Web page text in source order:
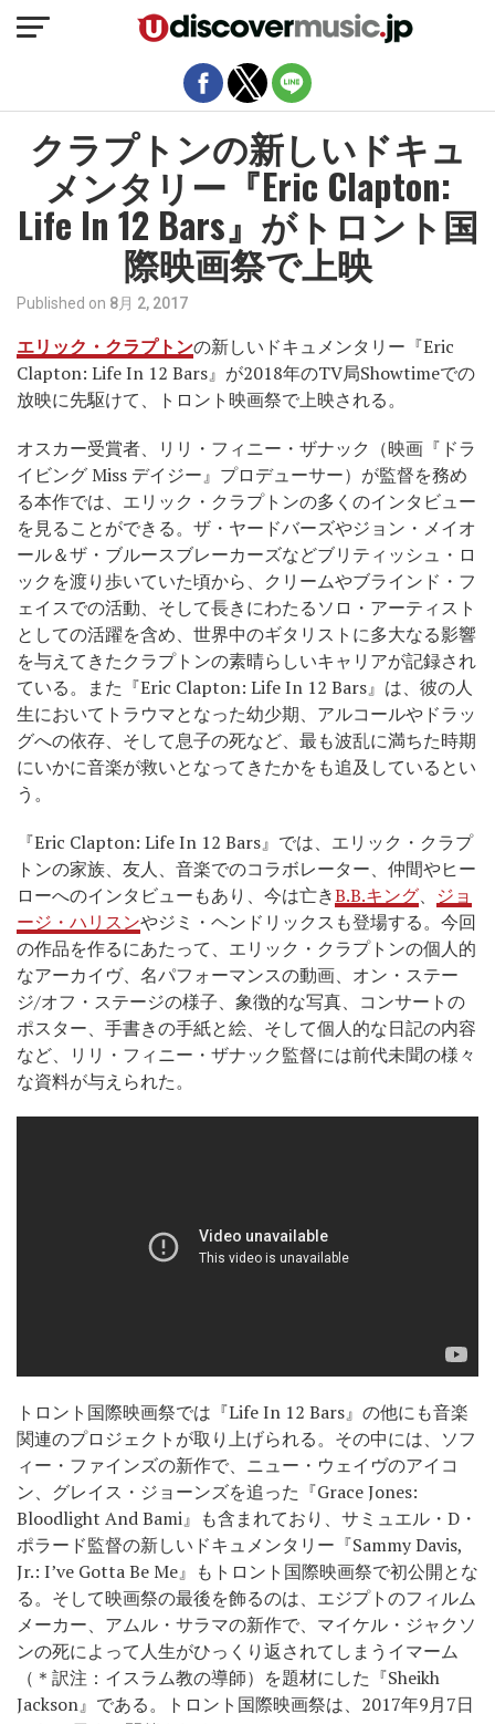
クラプトンの新しいドキュ
メンタリー『Eric Clapton:
Life In 12 Bars』がトロント国
際映画祭で上映
Published on 8月 2, 2017
エリック・クラプトンの新しいドキュメンタリー『Eric
Clapton: Life In 12 Bars』が2018年のTV局Showtimeでの
放映に先駆けて、トロント映画祭で上映される。
オスカー受賞者、リリ・フィニー・ザナック（映画『ドラ
イビング Miss デイジー』プロデューサー）が監督を務め
る本作では、エリック・クラプトンの多くのインタビュー
を見ることができる。ザ・ヤードバーズやジョン・メイオ
ール＆ザ・ブルースブレーカーズなどブリティッシュ・ロ
ックを渡り歩いていた頃から、クリームやブラインド・フ
ェイスでの活動、そして長きにわたるソロ・アーティスト
としての活躍を含め、世界中のギタリストに多大なる影響
を与えてきたクラプトンの素晴らしいキャリアが記録され
ている。また『Eric Clapton: Life In 12 Bars』は、彼の人
生においてトラウマとなった幼少期、アルコールやドラッ
グへの依存、そして息子の死など、最も波乱に満ちた時期
にいかに音楽が救いとなってきたかをも追及しているとい
う。
『Eric Clapton: Life In 12 Bars』では、エリック・クラプ
トンの家族、友人、音楽でのコラボレーター、仲間やヒー
ローへのインタビューもあり、今は亡きB.B.キング、 ジョ
ージ・ハリスンやジミ・ヘンドリックスも登場する。今回
の作品を作るにあたって、エリック・クラプトンの個人的
なアーカイヴ、名パフォーマンスの動画、オン・ステー
ジ/オフ・ステージの様子、象徴的な写真、コンサートの
ポスター、手書きの手紙と絵、そして個人的な日記の内容
など、リリ・フィニー・ザナック監督には前代未聞の様々
な資料が与えられた。
トロント国際映画祭では『Life In 12 Bars』の他にも音楽
関連のプロジェクトが取り上げられる。その中には、ソフ
ィー・ファインズの新作で、ニュー・ウェイヴのアイコ
ン、グレイス・ジョーンズを追った『Grace Jones:
Bloodlight And Bami』も含まれており、サミュエル・D・
ポラード監督の新しいドキュメンタリー『Sammy Davis,
Jr.: I’ve Gotta Be Me』もトロント国際映画祭で初公開とな
る。そして映画祭の最後を飾るのは、エジプトのフィルム
メーカー、アムル・サラマの新作で、マイケル・ジャクソ
ンの死によって人生がひっくり返されてしまうイマーム
（＊訳注：イスラム教の導師）を題材にした『Sheikh
Jackson』である。トロント国際映画祭は、2017年9月7日
モバイルバージョンを終了